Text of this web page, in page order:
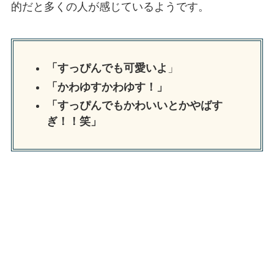
的だと多くの人が感じているようです。
「すっぴんでも可愛いよ 」
「かわゆすかわゆす！」
「すっぴんでもかわいいとかやばす
ぎ！！笑」